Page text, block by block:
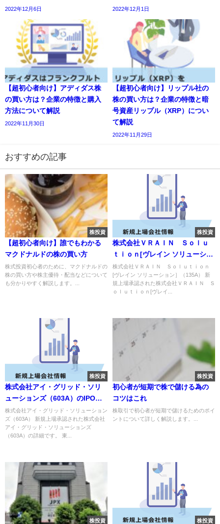
2022年12月6日 2022年12月1日
【超初心者向け】アディダス株
の買い方は？企業の特徴と購入
方法について解説
2022年11月30日
【超初心者向け】リップル社の
株の買い方は？企業の特徴と暗
号資産リップル（XRP）につい
て解説
2022年11月29日
おすすめの記事
株投資
【超初心者向け】誰でもわかる
マクドナルドの株の買い方
株式投資初心者のために、マクドナルドの
株の買い方や株主優待・配当などについて
も分かりやすく解説します。...
株投資
株式会社ＶＲＡＩＮ Ｓｏｌｕ
ｔｉｏｎ[ヴレイン ソリューショ
ン］（135A）のIPO～初値予想
と新規上場情報～
株式会社ＶＲＡＩＮ Ｓｏｌｕｔｉｏｎ
[ヴレイン ソリューション］（135A） 新
規上場承認された株式会社ＶＲＡＩＮ Ｓ
ｏｌｕｔｉｏｎ[ヴレイ...
株投資
株式会社アイ・グリッド・ソリ
ューションズ（603A）のIPO～
初値予想と新規上場情報～
株式会社アイ・グリッド・ソリューション
ズ（603A） 新規上場承認された株式会社
アイ・グリッド・ソリューションズ
（603A）の詳細です。 東...
株投資
初心者が短期で株で儲ける為の
コツはこれ
株取引で初心者が短期で儲けるためのポイ
ントについて詳しく解説します。...
株投資 株投資